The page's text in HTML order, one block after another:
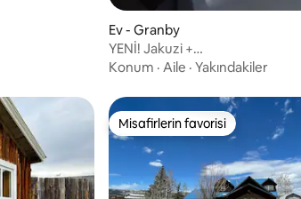
Ev - Granby
YENİ! Jakuzi +
Manzara/Bisiklet·Golf/Veranda/
Konum · Aile · Yakındakiler
beğenilenler arasındaMisafirlerin favorisi
Misafirlerin favorisi